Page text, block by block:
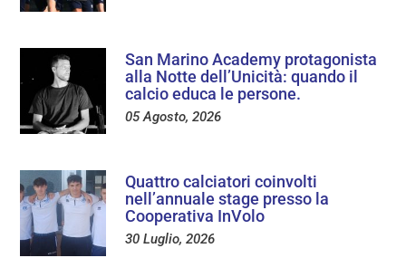
San Marino Academy protagonista
alla Notte dell’Unicità: quando il
calcio educa le persone.
05 Agosto, 2026
Quattro calciatori coinvolti
nell’annuale stage presso la
Cooperativa InVolo
30 Luglio, 2026